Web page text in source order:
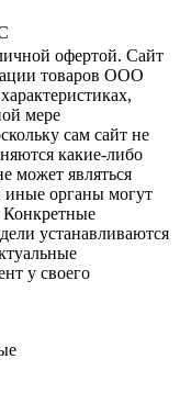
офертой. Сайт
товаров ООО
мере
сам сайт не
какие-либо
может являться
иные органы могут
Конкретные
устанавливаются
у своего